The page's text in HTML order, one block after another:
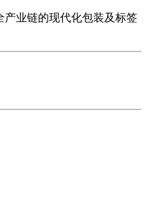
产业链的现代化包装及标签